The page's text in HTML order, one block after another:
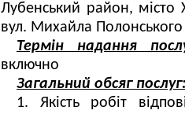
Лубенський район, місто
вул. Михайла Полонського
Термін надання
включно
Загальний обсяг
1. Якість робіт